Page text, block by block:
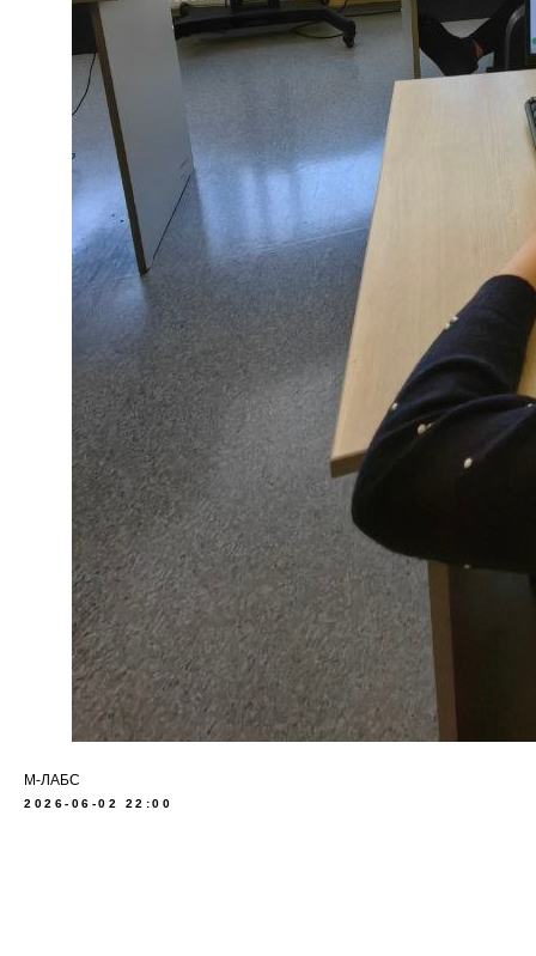
М-ЛАБС
2026-06-02 22:00